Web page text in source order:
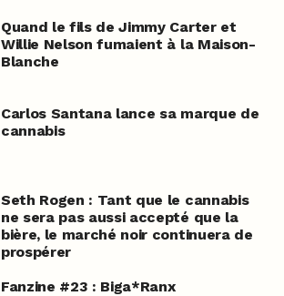
Quand le fils de Jimmy Carter et
Willie Nelson fumaient à la Maison-
Blanche
Carlos Santana lance sa marque de
cannabis
Seth Rogen : Tant que le cannabis
ne sera pas aussi accepté que la
bière, le marché noir continuera de
prospérer
Fanzine #23 : Biga*Ranx